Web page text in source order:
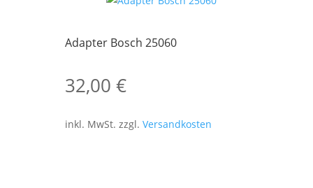
Adapter Bosch 25060
32,00€
inkl. MwSt. zzgl.Versandkosten